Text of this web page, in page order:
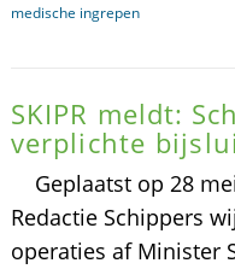
medische ingrepen
SKIPR meldt:
verplichte
Geplaatst op 28
Redactie Schippers
operaties af Minister